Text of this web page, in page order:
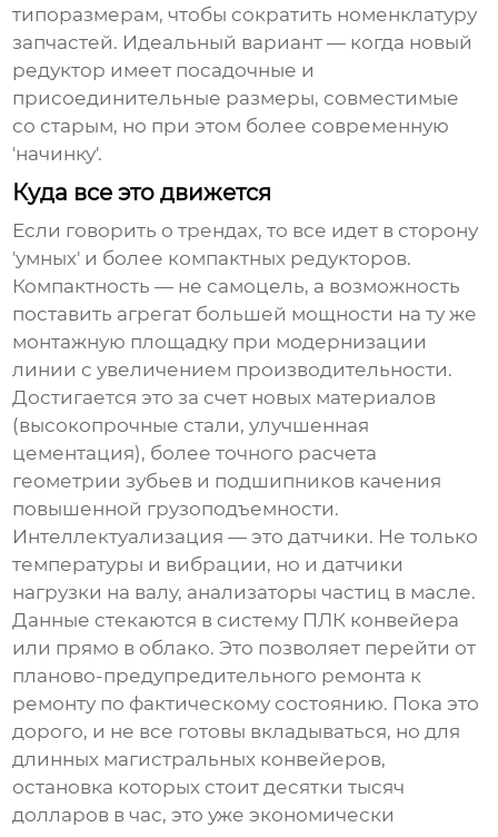
типоразмерам, чтобы сократить номенклатуру
запчастей. Идеальный вариант — когда новый
редуктор имеет посадочные и
присоединительные размеры, совместимые
со старым, но при этом более современную
'начинку'.
Куда все это движется
Если говорить о трендах, то все идет в сторону
'умных' и более компактных редукторов.
Компактность — не самоцель, а возможность
поставить агрегат большей мощности на ту же
монтажную площадку при модернизации
линии с увеличением производительности.
Достигается это за счет новых материалов
(высокопрочные стали, улучшенная
цементация), более точного расчета
геометрии зубьев и подшипников качения
повышенной грузоподъемности.
Интеллектуализация — это датчики. Не только
температуры и вибрации, но и датчики
нагрузки на валу, анализаторы частиц в масле.
Данные стекаются в систему ПЛК конвейера
или прямо в облако. Это позволяет перейти от
планово-предупредительного ремонта к
ремонту по фактическому состоянию. Пока это
дорого, и не все готовы вкладываться, но для
длинных магистральных конвейеров,
остановка которых стоит десятки тысяч
долларов в час, это уже экономически